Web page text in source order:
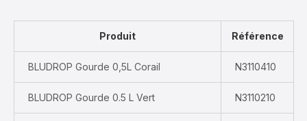
Produit Référence
BLUDROP Gourde 0,5L Corail N3110410
BLUDROP Gourde 0.5 L Vert N3110210